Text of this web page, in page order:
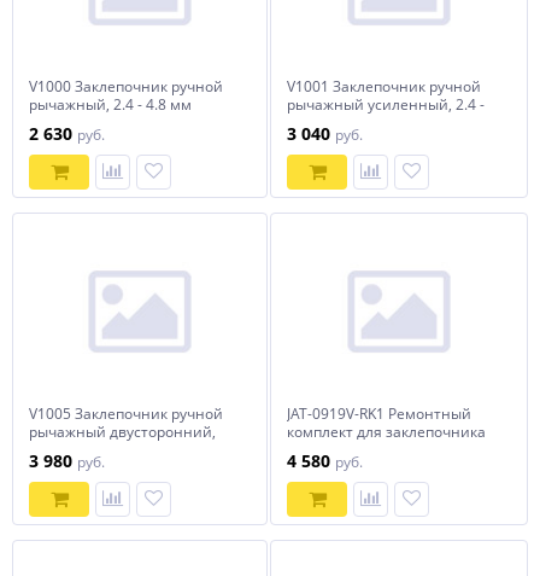
V1000 Заклепочник ручной
рычажный, 2.4 - 4.8 мм
2 630 руб.
V1001 Заклепочник ручной
рычажный усиленный, 2.4 -
3 040 руб.
V1005 Заклепочник ручной
рычажный двусторонний,
3 980 руб.
JAT-0919V-RK1 Ремонтный
комплект для заклепочника
4 580 руб.